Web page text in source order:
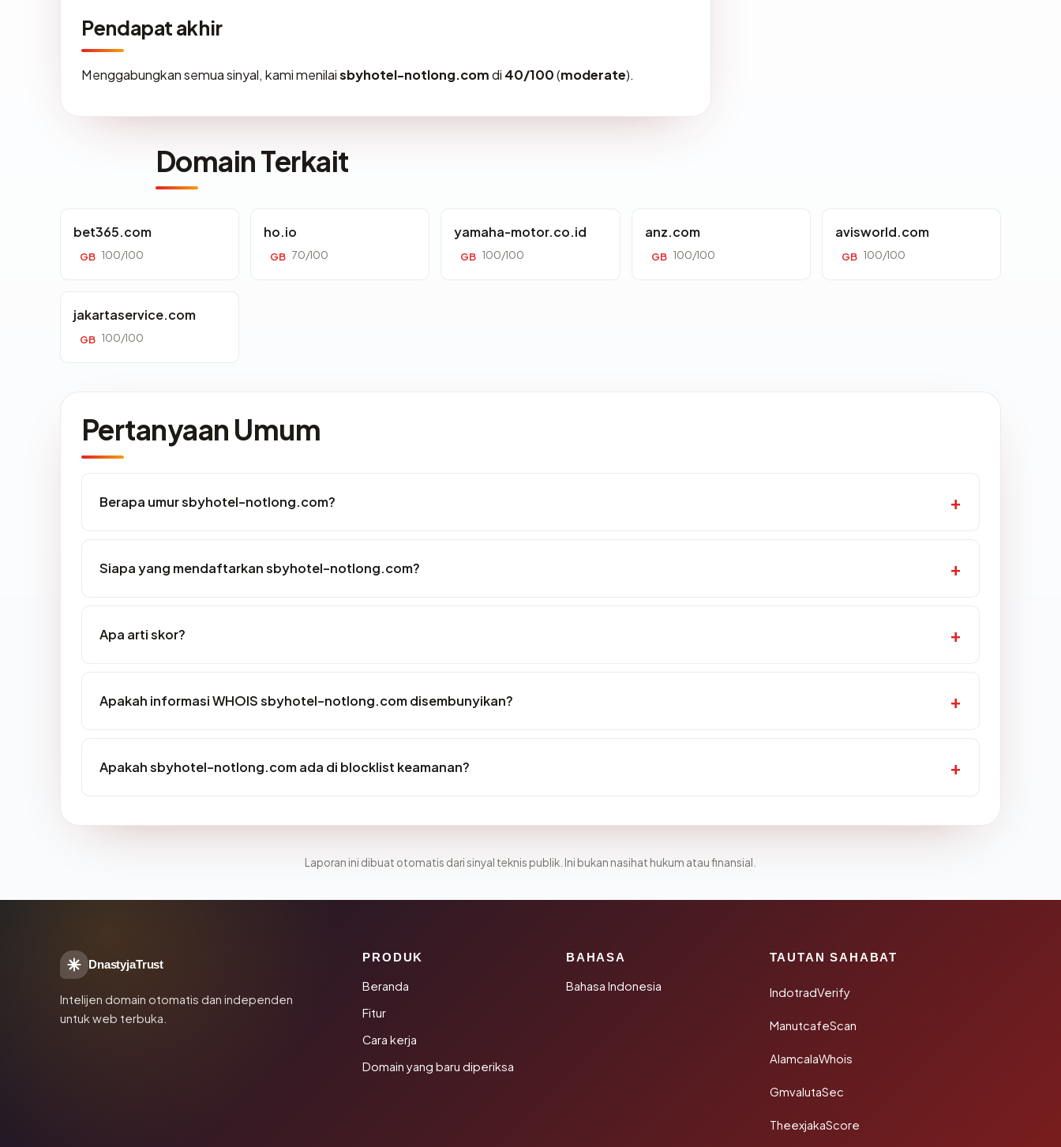
Pendapat akhir
Menggabungkan semua sinyal, kami menilaisbyhotel-notlong.comdi 40/100(moderate).
Domain Terkait
bet365.com
GB 100/100
ho.io
GB 70/100
yamaha-motor.co.id
GB 100/100
anz.com
GB 100/100
avisworld.com
GB 100/100
jakartaservice.com
GB 100/100
Pertanyaan Umum
Berapa umur sbyhotel-notlong.com?
Siapa yang mendaftarkan sbyhotel-notlong.com?
Apa arti skor?
Apakah informasi WHOIS sbyhotel-notlong.com disembunyikan?
Apakah sbyhotel-notlong.com ada di blocklist keamanan?
Laporan ini dibuat otomatis dari sinyal teknis publik. Ini bukan nasihat hukum atau finansial.
DnastyjaTrust
Intelijen domain otomatis dan independen
untuk web terbuka.
PRODUK
Beranda
Fitur
Cara kerja
Domain yang baru diperiksa
BAHASA
Bahasa Indonesia
TAUTAN SAHABAT
IndotradVerify
ManutcafeScan
AlamcalaWhois
GmvalutaSec
TheexjakaScore